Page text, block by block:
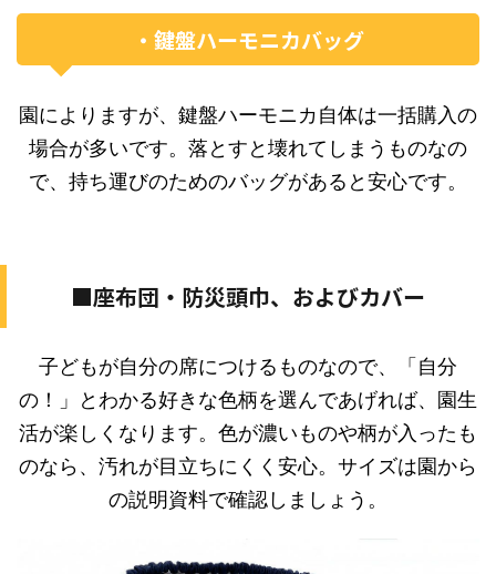
・鍵盤ハーモニカバッグ
園によりますが、鍵盤ハーモニカ自体は一括購入の
場合が多いです。落とすと壊れてしまうものなの
で、持ち運びのためのバッグがあると安心です。
■座布団・防災頭巾、およびカバー
子どもが自分の席につけるものなので、「自分
の！」とわかる好きな色柄を選んであげれば、園生
活が楽しくなります。色が濃いものや柄が入ったも
のなら、汚れが目立ちにくく安心。サイズは園から
の説明資料で確認しましょう。